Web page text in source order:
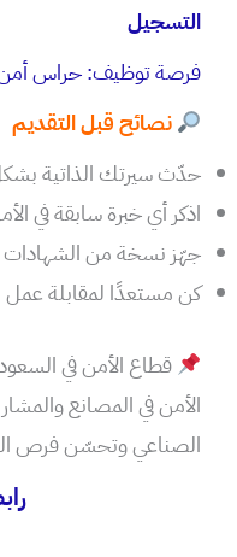
التسجيل
فرصة توظيف: حراس أمن
نصائح قبل التقديم
حدّث سيرتك الذاتية
اذكر أي خبرة سابقة في
جهّز نسخة من الشهادات
كن مستعدًا لمقابلة عمل
قطاع الأمن في
الأمن في المصانع
الصناعي وتحسّن فرص